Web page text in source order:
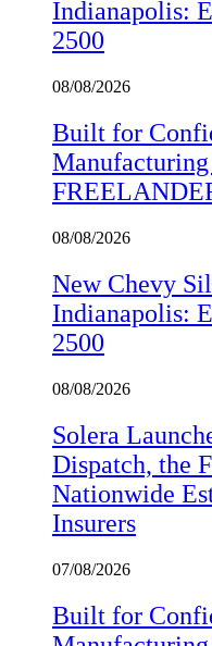
Indianapolis:
2500
08/08/2026
Built for
08/08/2026
New Chevy
Indianapolis:
2500
08/08/2026
Solera
Dispatch, the
Nationwide
Insurers
07/08/2026
Built for